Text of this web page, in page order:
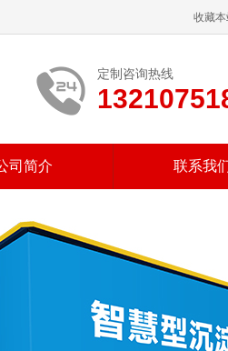
收藏
定制咨询热线
司简介 联系我